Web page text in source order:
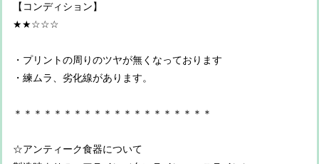
【コンディション】
★★☆☆☆
・プリントの周りのツヤが無くなっております
・練ムラ、劣化線があります。
＊＊＊＊＊＊＊＊＊＊＊＊＊＊＊＊＊＊＊＊
☆アンティーク食器について